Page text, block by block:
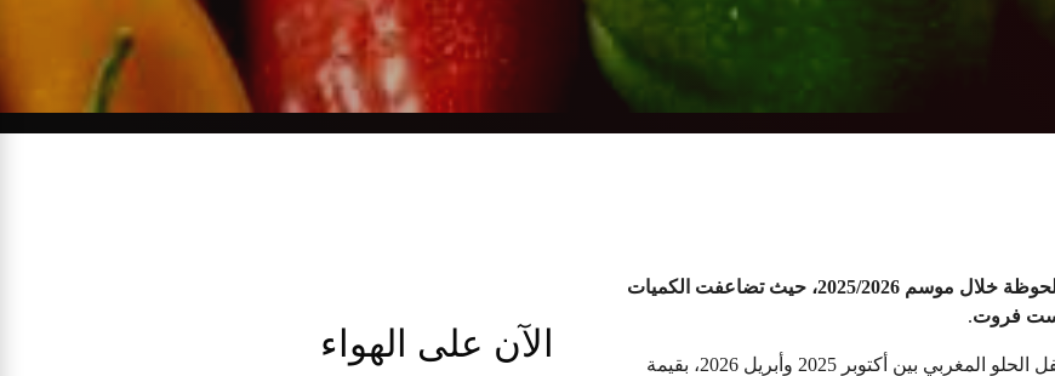
شهدت صادرات المغرب من الفلفل الحلو إلى النرويج زيادة ملحوظة خلال موسم 2025/2026، حيث تضاعفت الكميات
فروت.
وحسب تقرير للموقع فقد”استوردت النرويج 620 طنًا من الفلفل الحلو المغربي بين أكتوبر 2025 وأبريل 2026، بقيمة
الآن على الهواء